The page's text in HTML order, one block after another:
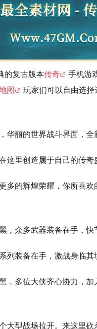
的复古版本传奇
手机游
图 玩家们可以自由选择
华丽的世界战斗界面，全
这里创造属于自己的传奇
多的辉煌荣耀，你所喜欢
，众多武器装备在手，快
列装备在手，激战身临其
，多位大侠齐心协力，加
大型战场拉开。来这里砍